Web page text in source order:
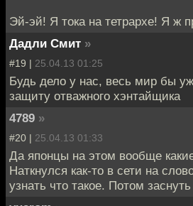
Эй-эй! Я тока на тетрархе! Я ж
Дадли Смит »
#19 | 25.04.13 01:25
Будь дело у нас, весь мир бы
защиту отважного хэнтайщика
4789 »
#20 | 25.04.13 01:33
Да японцы на этом вообще
Наткнулся как-то в сети на
узнать что такое. Потом